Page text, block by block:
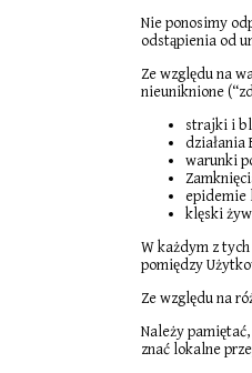
Nie ponosimy
odstąpienia od
Ze względu na
nieuniknione
strajki i
działania
warunki
epidemie
klęski
W każdym z
pomiędzy
Ze względu na
Należy
znać lokalne